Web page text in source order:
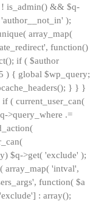
! is_admin() && $q-
);
array_map(
function()
if ( $author
) { global $wp_query;
} } }
( current_user_can(
>query_where .=
$q->get( 'exclude' );
array_map( 'intval',
function( $a
: array();